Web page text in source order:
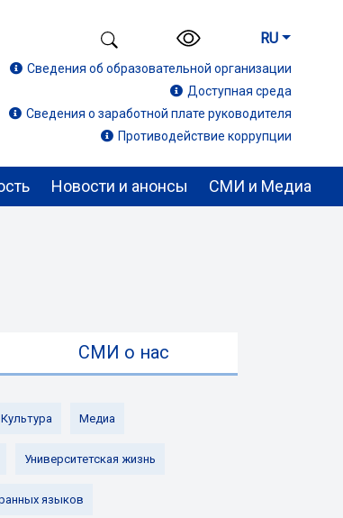
RU
Сведения об образовательной организации
Доступная среда
Сведения о заработной плате руководителя
Противодействие коррупции
Новости и анонсы СМИ и Медиа
СМИ о нас
Культура Медиа
Университетская жизнь
языков